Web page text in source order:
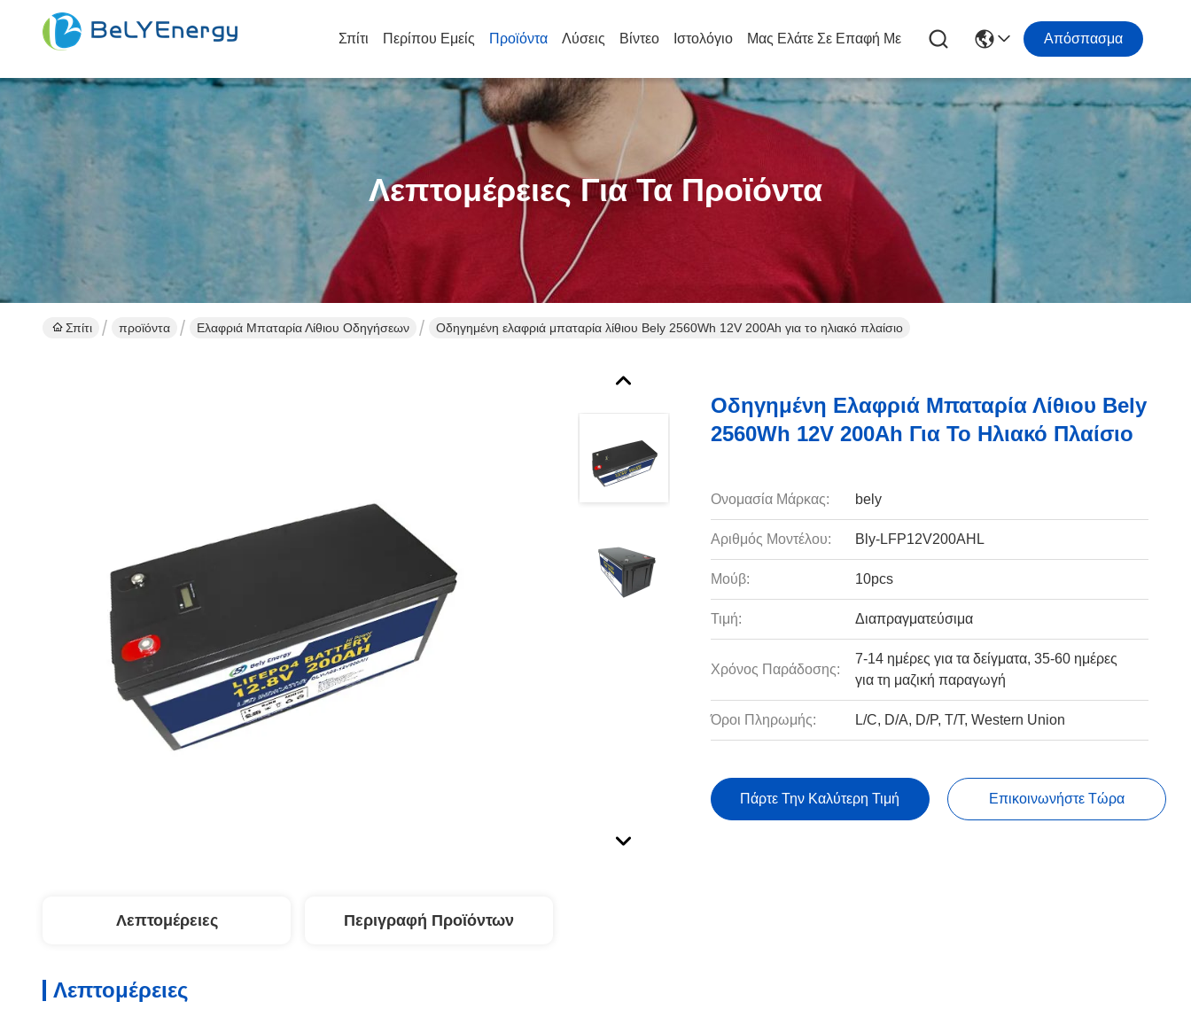
Σπίτι Περίπου Εμείς Προϊόντα Λύσεις Βίντεο Ιστολόγιο Μας Ελάτε Σε Επαφή Με Απόσπασμα
Λεπτομέρειες Για Τα Προϊόντα
Σπίτι προϊόντα Ελαφριά Μπαταρία Λίθιου Οδηγήσεων Οδηγημένη ελαφριά μπαταρία λίθιου Bely 2560Wh 12V 200Ah για το ηλιακό πλαίσιο
Οδηγημένη Ελαφριά Μπαταρία Λίθιου Bely
2560Wh 12V 200Ah Για Το Ηλιακό Πλαίσιο
Ονομασία Μάρκας: bely
Αριθμός Μοντέλου: Bly-LFP12V200AHL
Μούβ: 10pcs
Τιμή: Διαπραγματεύσιμα
Χρόνος Παράδοσης:
7-14 ημέρες για τα δείγματα, 35-60 ημέρες
για τη μαζική παραγωγή
Όροι Πληρωμής: L/C, D/A, D/P, T/T, Western Union
Πάρτε Την Καλύτερη Τιμή Επικοινωνήστε Τώρα
Λεπτομέρειες Περιγραφή Προϊόντων
Λεπτομέρειες